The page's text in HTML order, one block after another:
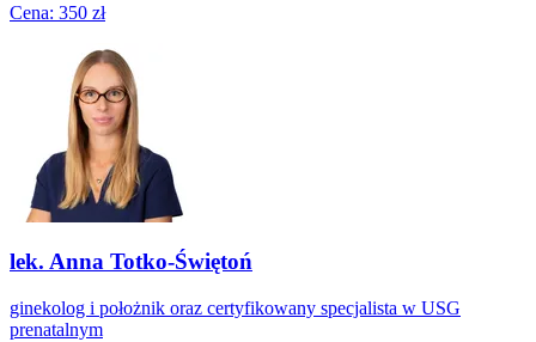
Cena: 350 zł
lek. Anna Totko-Świętoń
ginekolog i położnik oraz certyfikowany specjalista w USG
prenatalnym